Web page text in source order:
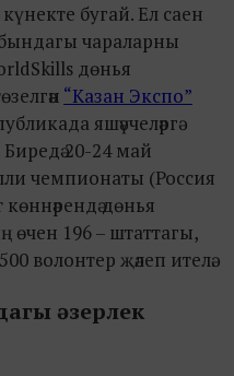
бугай. Ел саен
чараларны
дөнья
“Казан Экспо”
яшәүчеләргә
20-24 май
чемпионаты (Россия
дөнья
196 – штаттагы,
волонтер җәлеп ителә.
әзерлек